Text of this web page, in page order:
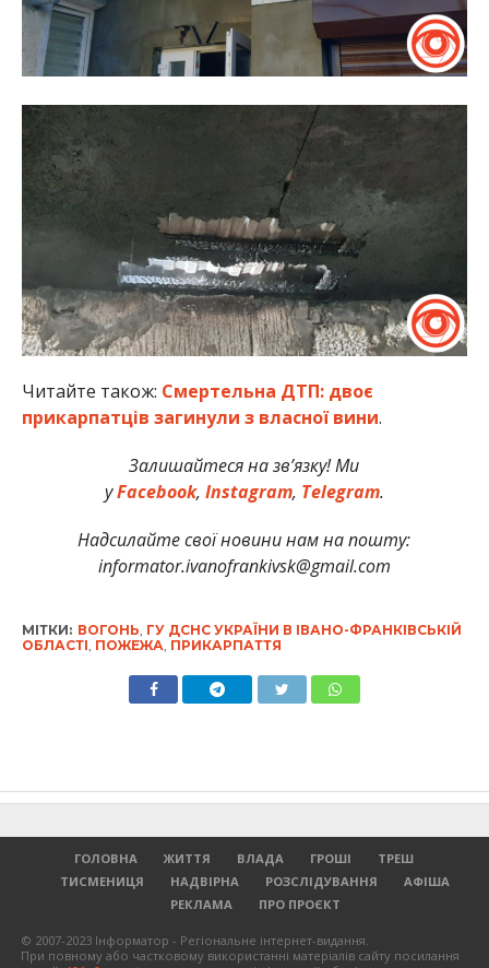
Читайте також: Смертельна ДТП: двоє
прикарпатців загинули з власної вини.
Залишайтеся на зв’язку! Ми
уFacebook, Instagram, Telegram.
Надсилайте свої новини нам на пошту:
informator.ivanofrankivsk@gmail.com
МІТКИ: ВОГОНЬ ГУ ДСНС УКРАЇНИ В ІВАНО-ФРАНКІВСЬКІЙ
ОБЛАСТІ ПОЖЕЖА ПРИКАРПАТТЯ
ГОЛОВНА ЖИТТЯ ВЛАДА ГРОШІ
ТРЕШ
ТИСМЕНИЦЯ
НАДВІРНА РОЗСЛІДУВАННЯ
АФІША
РЕКЛАМА
ПРО ПРОЄКТ
© 2007-2023 Інформатор - Регіональне інтернет-видання.
При повному або частковому використанні матеріалів сайту посилання